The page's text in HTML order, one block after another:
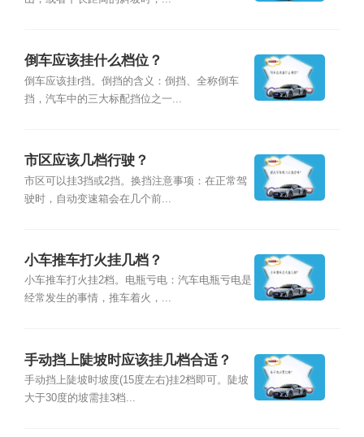
倒车应该挂什么档位？
倒车应该挂r挡。倒挡的含义：倒挡、全称倒车
挡，汽车中的三大标配挡位之一...
市区应该几档行驶？
市区可以挂3挡或2挡。换挡注意事项：在正常驾
驶时，自动变速箱会在几个前...
小车推车打火挂几档？
小车推车打火挂2档。电瓶亏电：汽车电瓶亏电是
经常发生的事情，推车着火，...
手动挡上陡坡时应该挂几档合适？
手动挡上陡坡时坡度(15度左右)挂2档即可。陡坡
大于30度的坡需挂3档...